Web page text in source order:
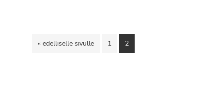
« Siirry
edelliselle sivulle Sivu
1 Sivu
2